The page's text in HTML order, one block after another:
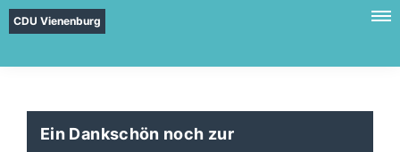
CDU Vienenburg
Ein Dankschön noch zur